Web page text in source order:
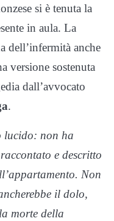
si è tenuta la
in aula. La
dell’infermità anche
versione sostenuta
dall’avvocato
.
lucido: non ha
e descritto
Non
il dolo,
morte della